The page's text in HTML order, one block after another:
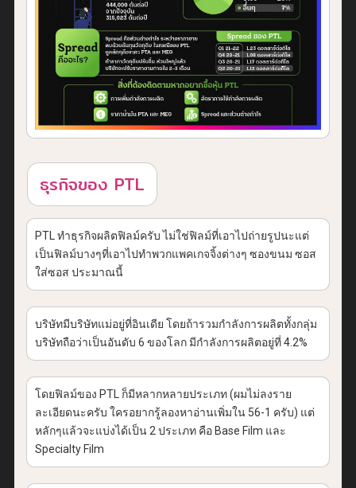
ธุรกิจของ PTL
PTL ทำธุรกิจผลิตฟิลม์ครับ ไม่ใช่ฟิลม์ที่เอาไปถ่ายรูปนะแต่
เป็นฟิลม์บางๆที่เอาไปทำพวกแพคเกจจิ้งต่างๆ ซองขนม ซอส
ใส่ซอส ประมาณนี้
บริษัทมีบริษัทแม่อยู่ที่อินเดีย โดยถ้ารวมกำลังการผลิตทั้งกลุ่ม
บริษัทถือว่าเป็นอันดับ 6 ของโลก มีกำลังการผลิตอยู่ที่ 4.2%
โดยฟิลม์ของ PTL ก็มีหลากหลายประเภท (ผมไม่ลงราย
ละเอียดนะครับ ใครอยากรู้ลองหาอ่านเพิ่มใน 56-1 ครับ) แต่
หลักๆแล้วจะแบ่งได้เป็น 2 ประเภท คือ Base Film และ
Specialty Film